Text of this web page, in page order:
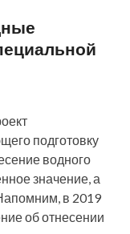
подготовку
водного
значение, а
в 2019
об отнесении